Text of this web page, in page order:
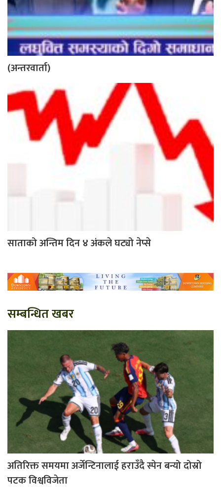
(अन्तरवार्ता)
साताको अन्तिम दिन ४ अंकले घट्यो नेप्से
सम्बन्धित खबर
अतिरिक्त समयमा अर्जेन्टिनालाई हराउँदै स्पेन बन्यो दोस्रो
पटक विश्वविजेता